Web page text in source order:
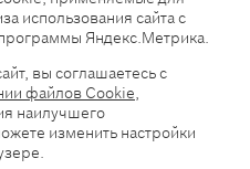
использования сайта с
Яндекс.Метрика.
вы соглашаетесь с
файлов Cookie,
наилучшего
изменить настройки